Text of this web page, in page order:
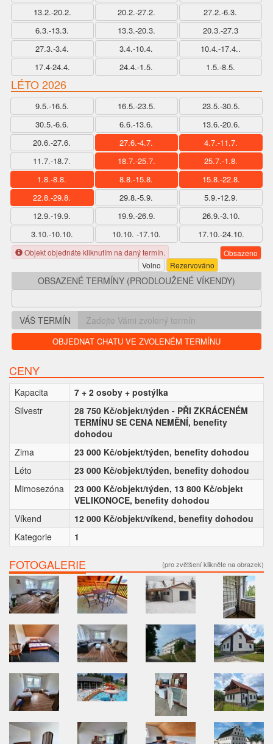
13.2.-20.2.
20.2.-27.2.
27.2.-6.3.
6.3.-13.3.
13.3.-20.3.
20.3.-27.3
27.3.-3.4.
3.4.-10.4.
10.4.-17.4..
17.4-24.4.
24.4.-1.5. 1.5.-8.5.
LÉTO 2026
9.5.-16.5. 16.5.-23.5.
23.5.-30.5.
30.5.-6.6.
6.6.-13.6.
13.6.-20.6.
20.6.-27.6.
27.6.-4.7.
4.7.-11.7.
11.7.-18.7.
18.7.-25.7.
25.7.-1.8.
1.8.-8.8.
8.8.-15.8.
15.8.-22.8.
22.8.-29.8.
29.8.-5.9.
5.9.-12.9.
12.9.-19.9.
19.9.-26.9.
26.9.-3.10.
3.10.-10.10.
10.10. -17.10. 17.10.-24.10.
Objekt objednáte kliknutím na daný termín.
Obsazeno
Rezervováno
Volno
OBSAZENÉ TERMÍNY (PRODLOUŽENÉ VÍKENDY)
VÁŠ TERMÍN
OBJEDNAT CHATU VE ZVOLENÉM TERMÍNU
CENY
Kapacita
7 + 2 osoby + postýlka
Silvestr
28 750 Kč/objekt/týden - PŘI ZKRÁCENÉM
TERMÍNU SE CENA NEMĚNÍ, benefity
dohodou
Zima
23 000 Kč/objekt/týden, benefity dohodou
Léto
23 000 Kč/objekt/týden, benefity dohodou
Mimosezóna
23 000 Kč/objekt/týden, 13 800 Kč/objekt
VELIKONOCE, benefity dohodou
Víkend
12 000 Kč/objekt/víkend, benefity dohodou
Kategorie
1
FOTOGALERIE (pro zvětšení klikněte na obrazek)